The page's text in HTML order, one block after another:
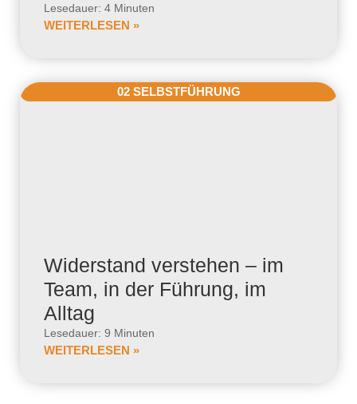
Lesedauer: 4 Minuten
WEITERLESEN »
02 SELBSTFÜHRUNG
Widerstand verstehen – im
Team, in der Führung, im
Alltag
Lesedauer: 9 Minuten
WEITERLESEN »